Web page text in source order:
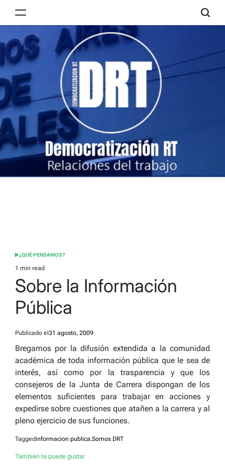
RT
POSTED
IN
¿QUÉ PENSAMOS?
Estimated
read
time
1 min read
Sobre la Información
Pública
Publicado el 31 agosto, 2009
Bregamos por la difusión extendida a la comunidad
académica de toda información pública que le sea de
interés, así como por la trasparencia y que los
consejeros de la Junta de Carrera dispongan de los
elementos suficientes para trabajar en acciones y
expedirse sobre cuestiones que atañen a la carrera y al
pleno ejercicio de sus funciones.
Tagged informacion publica,Somos DRT
También te puede gustar